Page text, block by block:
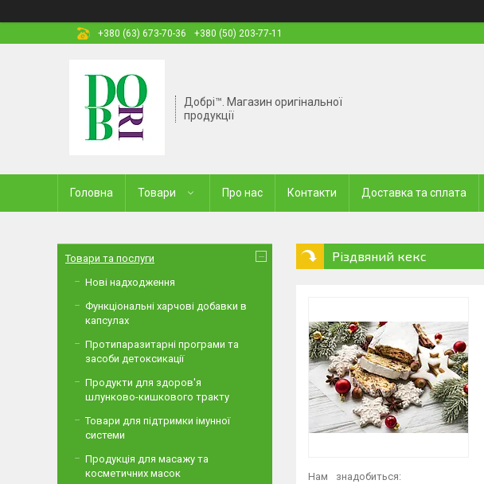
+380 (63) 673-70-36
+380 (50) 203-77-11
Добрі™. Магазин оригінальної
продукції
Головна Товари Про нас Контакти Доставка та сплата
Різдвяний кекс
Нам⠀знадобиться:⁣⁣⠀
Товари та послуги
Нові надходження
Функціональні харчові добавки в
капсулах
Протипаразитарні програми та
засоби детоксикації
Продукти для здоров'я
шлунково-кишкового тракту
Товари для підтримки імунної
системи
Продукція для масажу та
косметичних масок